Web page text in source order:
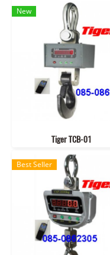
New
Tiger TCB-01
Best Seller